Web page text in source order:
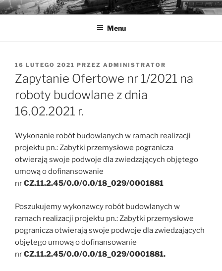
Przejdź
do
MUZEA TECHNIKI
Ochrona zabytków techniki
Menu
OPUBLIKOWANE
W
16 LUTEGO 2021 PRZEZ ADMINISTRATOR
Zapytanie Ofertowe nr 1/2021 na
roboty budowlane z dnia
16.02.2021 r.
Wykonanie robót budowlanych w ramach realizacji
projektu pn.: Zabytki przemysłowe pogranicza
otwierają swoje podwoje dla zwiedzających objętego
umową o dofinansowanie
nrCZ.11.2.45/0.0/0.0/18_029/0001881
Poszukujemy wykonawcy robót budowlanych w
ramach realizacji projektu pn.: Zabytki przemysłowe
pogranicza otwierają swoje podwoje dla zwiedzających
objętego umową o dofinansowanie
nrCZ.11.2.45/0.0/0.0/18_029/0001881.